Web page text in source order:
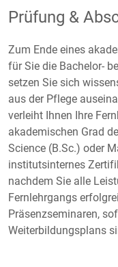
Prüfung &
Zum Ende eines
für Sie die Bachelor-
setzen Sie sich
aus der Pflege
verleiht Ihnen Ihre
akademischen Grad
Science (B.Sc.) oder
institutsinternes
nachdem Sie alle
Fernlehrgangs
Präsenzseminaren,
Weiterbildungsplans